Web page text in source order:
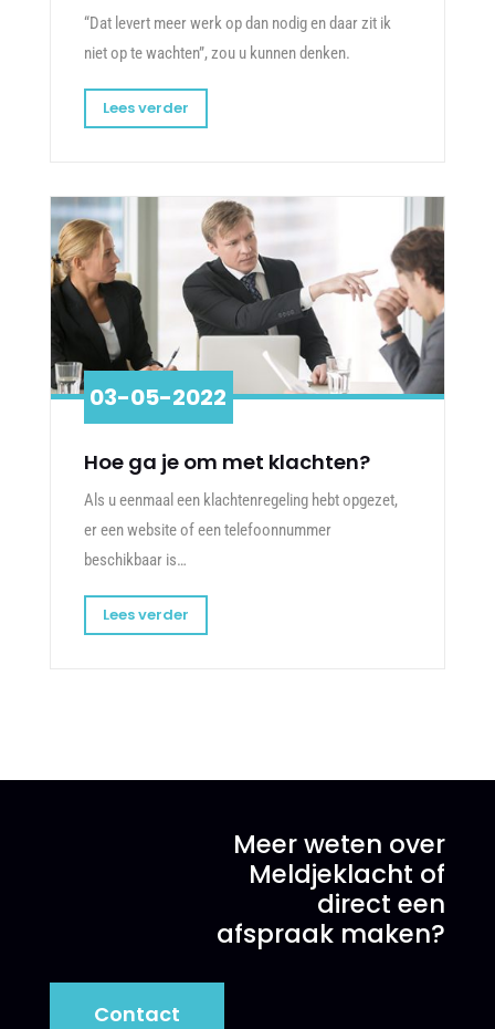
“Dat levert meer werk op dan nodig en daar zit ik
niet op te wachten”, zou u kunnen denken.
Lees verder
03-05-2022
Hoe ga je om met klachten?
Als u eenmaal een klachtenregeling hebt opgezet,
er een website of een telefoonnummer
beschikbaar is…
Lees verder
Meer weten over
Meldjeklacht of
direct een
afspraak maken?
Contact